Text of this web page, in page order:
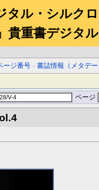
タル・シルク
貴重書デジタ
ージ番号 -書誌情報（メタデー
ページ